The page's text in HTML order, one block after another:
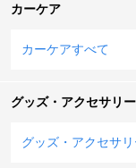
カーケア
カーケアすべて
グッズ・アクセサリー
グッズ・アクセサ